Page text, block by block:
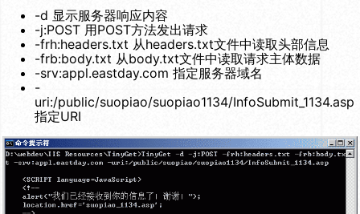
-d 显示服务器响应内容
-j:POST 用POST方法发出请求
-frh:headers.txt 从headers.txt文件中读取头部信息
-frb:body.txt 从body.txt文件中读取请求主体数据
-srv:appl.eastday.com 指定服务器域名
-
uri:/public/suopiao/suopiao1134/InfoSubmit_1134.asp
指定URI